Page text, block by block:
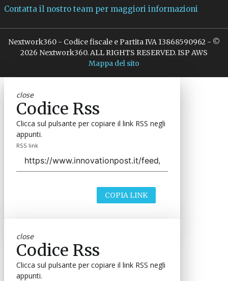
Contatta il nostro team per maggiori informazioni
Nextwork360 - Codice fiscale e Partita IVA 13868590962 - ©
2026 Nextwork360. ALL RIGHTS RESERVED. ISP AWS
Mappa del sito
close
Codice Rss
Clicca sul pulsante per copiare il link RSS negli
appunti.
RSS link
COPIA LINK
close
Codice Rss
Clicca sul pulsante per copiare il link RSS negli
appunti.